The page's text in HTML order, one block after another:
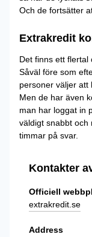
Och de fortsätter
Extrakredit
Det finns ett flertal
Såväl före som
personer väljer att
Men de har även
man har loggat in
väldigt snabbt och
timmar på svar.
Kontakter
Officiell
extrakredit.se
Address